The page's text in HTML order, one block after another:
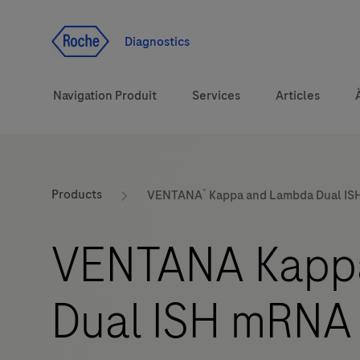
Diagnostics
Navigation Produit
Solutions
Marques
Services Articles
Products VENTANA® Kappa and Lambda Dual
VENTANA
Dual ISH